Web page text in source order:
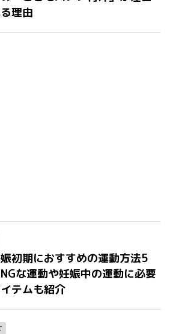
理由
娠初期におすすめの運動方法5
な運動や妊娠中の運動に必要
テムも紹介